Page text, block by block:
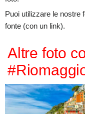
Puoi utilizzare le nostre
fonte (con un link).
Altre foto